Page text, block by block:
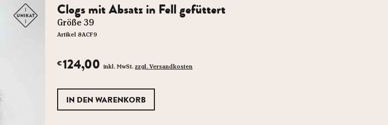
Clogs mit Absatz in Fell gefüttert
Größe 39
Artikel 8ACF9
€124,00 inkl. MwSt. zzgl. Versandkosten